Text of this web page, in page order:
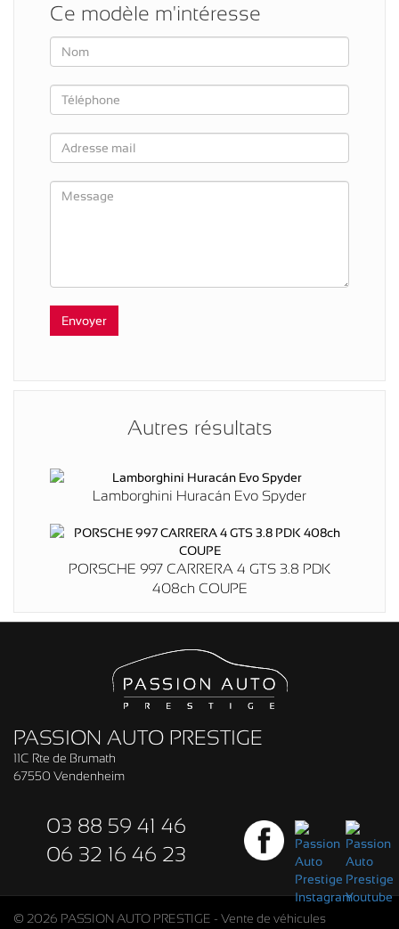
Ce modèle m'intéresse
Autres résultats
Lamborghini Huracán Evo Spyder
PORSCHE 997 CARRERA 4 GTS 3.8 PDK
408ch COUPE
PASSION AUTO PRESTIGE
11C Rte de Brumath
67550 Vendenheim
03 88 59 41 46
06 32 16 46 23
© 2026 PASSION AUTO PRESTIGE - Vente de véhicules